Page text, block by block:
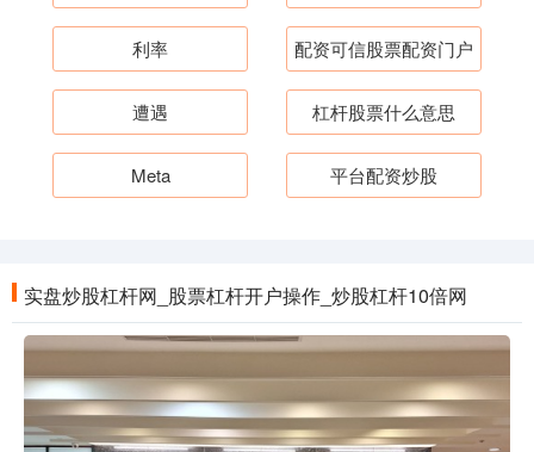
利率 配资可信股票配资门户
遭遇 杠杆股票什么意思
Meta 平台配资炒股
实盘炒股杠杆网_股票杠杆开户操作_炒股杠杆10倍网